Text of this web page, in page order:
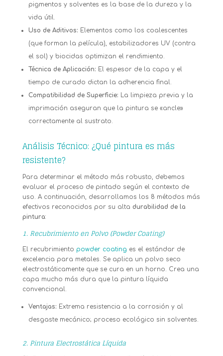
pigmentos y solventes es la base de la dureza y la
vida útil.
Uso de Aditivos: Elementos como los coalescentes
(que forman la película), estabilizadores UV (contra
el sol) y biocidas optimizan el rendimiento.
Técnica de Aplicación: El espesor de la capa y el
tiempo de curado dictan la adherencia final.
Compatibilidad de Superficie: La limpieza previa y la
imprimación aseguran que la pintura se «ancle»
correctamente al sustrato.
Análisis Técnico: ¿Qué pintura es más
resistente?
Para determinar el método más robusto, debemos
evaluar el proceso de pintado según el contexto de
uso. A continuación, desarrollamos los 8 métodos más
efectivos reconocidos por su alta durabilidad de la
pintura:
1. Recubrimiento en Polvo (Powder Coating)
El recubrimiento powder coating es el estándar de
excelencia para metales. Se aplica un polvo seco
electrostáticamente que se cura en un horno. Crea una
capa mucho más dura que la pintura líquida
convencional.
Ventajas: Extrema resistencia a la corrosión y al
desgaste mecánico; proceso ecológico sin solventes.
2. Pintura Electrostática Líquida